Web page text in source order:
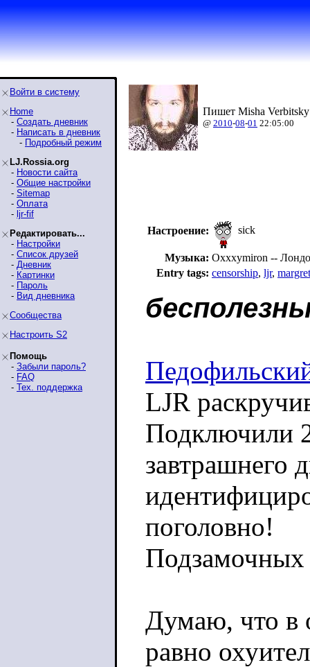
Войти в систему
Home
- Создать дневник
- Написать в дневник
- Подробный режим
LJ.Rossia.org
- Новости сайта
- Общие настройки
- Sitemap
- Оплата
- ljr-fif
Редактировать...
- Настройки
- Список друзей
- Дневник
- Картинки
- Пароль
- Вид дневника
Сообщества
Настроить S2
Помощь
- Забыли пароль?
- FAQ
- Тех. поддержка
Пишет Misha
@ 2010-08-01 22:05:00
Настроение: sick
Музыка: Oxxxymiron --
Entry tags: censorship, ljr,
LJR
Подключили
завтрашнего
поголовно!
Думаю, что в
равно